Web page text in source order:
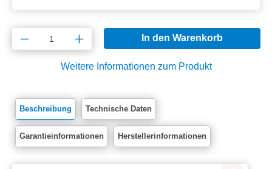
Produkt Anzahl: Gib den gewünschten
In den Warenkorb
Weitere Informationen zum Produkt
Beschreibung Technische Daten
Garantieinformationen Herstellerinformationen